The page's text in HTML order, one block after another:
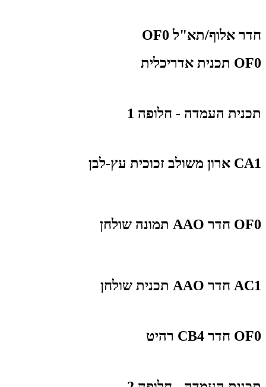
חדר אלוף/תא"ל OF0
OF0 תכנית אדריכלית
תכנית העמדה - חלופה 1
CA1 ארון משולב זכוכית עץ-לבן
OF0 חדר AAO תמונה שולחן
AC1 חדר AAO תכנית שולחן
OF0 חדר CB4 רהיט